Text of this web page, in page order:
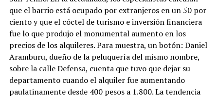
que el barrio está ocupado por extranjeros en un 50 por
ciento y que el cóctel de turismo e inversión financiera
fue lo que produjo el monumental aumento en los
precios de los alquileres. Para muestra, un botón: Daniel
Aramburu, dueño de la peluquería del mismo nombre,
sobre la calle Defensa, cuenta que tuvo que dejar su
departamento cuando el alquiler fue aumentando
paulatinamente desde 400 pesos a 1.800. La tendencia